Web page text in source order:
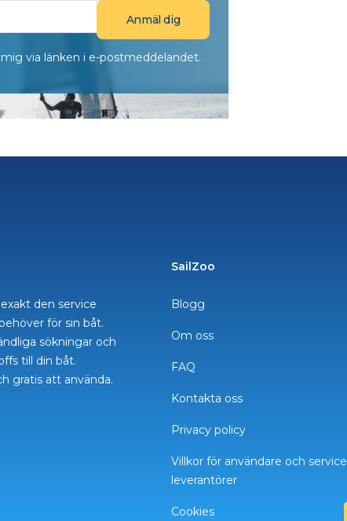
via länken i e-postmeddelandet.
den service
för sin båt.
sökningar och
till din båt.
gratis att använda.
SailZoo
Blogg
Om oss
FAQ
Kontakta oss
Privacy policy
Villkor för användare och service
leverantörer
Cookies